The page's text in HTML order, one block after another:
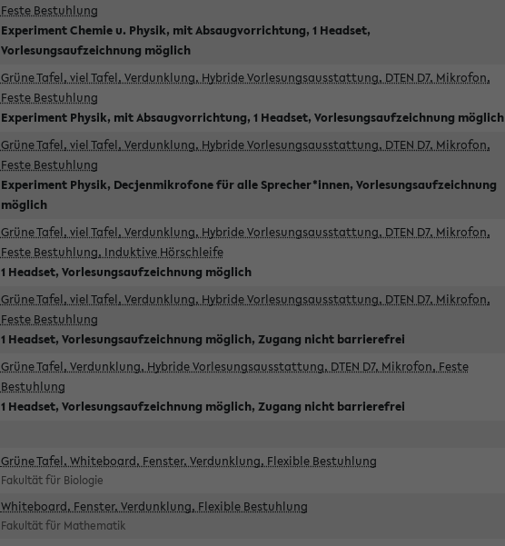
Feste Bestuhlung
Experiment Chemie u. Physik, mit Absaugvorrichtung, 1 Headset,
Vorlesungsaufzeichnung möglich
Grüne Tafel, viel Tafel, Verdunklung, Hybride Vorlesungsausstattung, DTEN D7, Mikrofon,
Feste Bestuhlung
Experiment Physik, mit Absaugvorrichtung, 1 Headset, Vorlesungsaufzeichnung möglich
Grüne Tafel, viel Tafel, Verdunklung, Hybride Vorlesungsausstattung, DTEN D7, Mikrofon,
Feste Bestuhlung
Experiment Physik, Decjenmikrofone für alle Sprecher*innen, Vorlesungsaufzeichnung
möglich
Grüne Tafel, viel Tafel, Verdunklung, Hybride Vorlesungsausstattung, DTEN D7, Mikrofon,
Feste Bestuhlung, Induktive Hörschleife
1 Headset, Vorlesungsaufzeichnung möglich
Grüne Tafel, viel Tafel, Verdunklung, Hybride Vorlesungsausstattung, DTEN D7, Mikrofon,
Feste Bestuhlung
1 Headset, Vorlesungsaufzeichnung möglich, Zugang nicht barrierefrei
Grüne Tafel, Verdunklung, Hybride Vorlesungsausstattung, DTEN D7, Mikrofon, Feste
Bestuhlung
1 Headset, Vorlesungsaufzeichnung möglich, Zugang nicht barrierefrei
Grüne Tafel, Whiteboard, Fenster, Verdunklung, Flexible Bestuhlung
Fakultät für Biologie
Whiteboard, Fenster, Verdunklung, Flexible Bestuhlung
Fakultät für Mathematik